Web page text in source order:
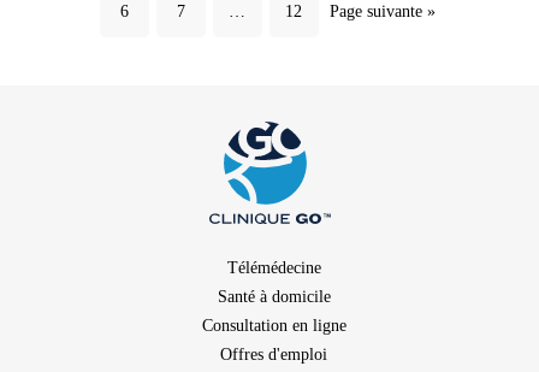
6 7 12 Page suivante »
Télémédecine
Santé à domicile
Consultation en ligne
Offres d'emploi